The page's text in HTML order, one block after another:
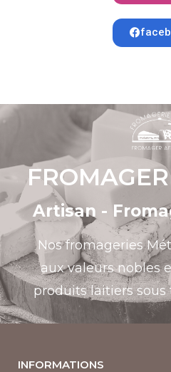
Artisan -
Nos fromageries
aux valeurs nobles
produits laitiers sous
INFORMATIONS